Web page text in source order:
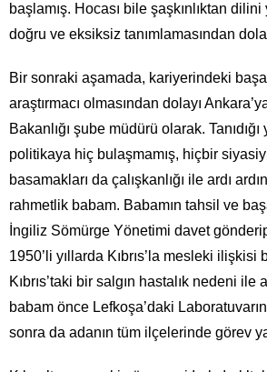
başlamış. Hocası bile şaşkınlıktan
doğru ve eksiksiz tanımlamasından
Bir sonraki aşamada, kariyerindeki
araştırmacı olmasından dolayı
Bakanlığı şube müdürü olarak.
politikaya hiç bulaşmamış, hiçbir
basamakları da çalışkanlığı ile ardı
rahmetlik babam. Babamın tahsil ve
İngiliz Sömürge Yönetimi davet
1950’li yıllarda Kıbrıs’la mesleki ilişkisi
Kıbrıs’taki bir salgın hastalık nedeni ile
babam önce Lefkoşa’daki
sonra da adanın tüm ilçelerinde görev